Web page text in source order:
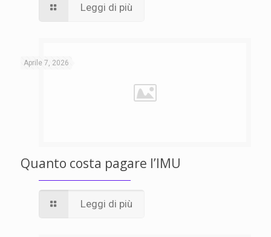
Leggi di più
Aprile 7, 2026
Quanto costa pagare l’IMU
Leggi di più